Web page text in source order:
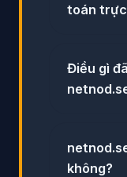
toán
Điều gì
không?